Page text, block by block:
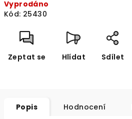
cena:
Vyprodáno
Kód: 25430
Zeptat se Hlídat Sdílet
Popis Hodnocení